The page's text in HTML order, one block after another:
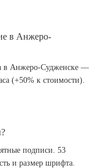
в Анжеро-
в Анжеро-Судженске —
(+50% к стоимости).
подписи. 53
и размер шрифта.